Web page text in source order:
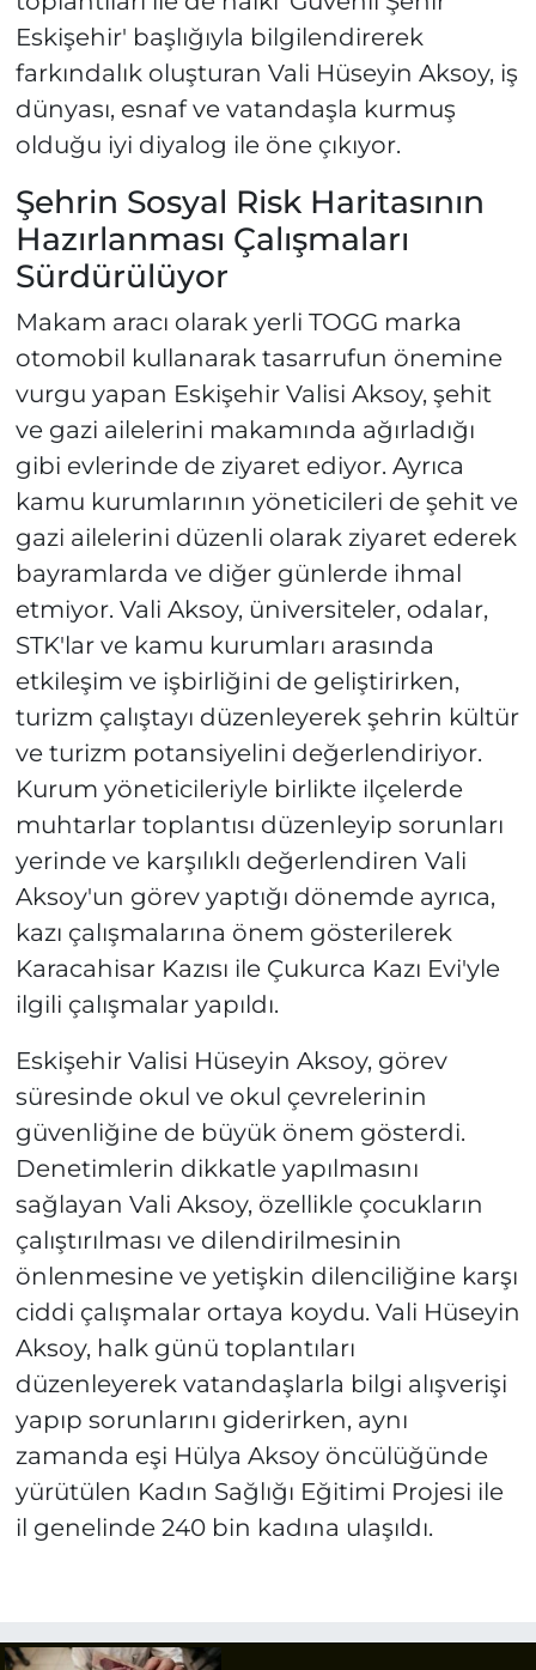
Eskişehir' başlığıyla bilgilendirerek
farkındalık oluşturan Vali Hüseyin Aksoy, iş
dünyası, esnaf ve vatandaşla kurmuş
olduğu iyi diyalog ile öne çıkıyor.
Şehrin Sosyal Risk Haritasının
Hazırlanması Çalışmaları
Sürdürülüyor
Makam aracı olarak yerli TOGG marka
otomobil kullanarak tasarrufun önemine
vurgu yapan Eskişehir Valisi Aksoy, şehit
ve gazi ailelerini makamında ağırladığı
gibi evlerinde de ziyaret ediyor. Ayrıca
kamu kurumlarının yöneticileri de şehit ve
gazi ailelerini düzenli olarak ziyaret ederek
bayramlarda ve diğer günlerde ihmal
etmiyor. Vali Aksoy, üniversiteler, odalar,
STK'lar ve kamu kurumları arasında
etkileşim ve işbirliğini de geliştirirken,
turizm çalıştayı düzenleyerek şehrin kültür
ve turizm potansiyelini değerlendiriyor.
Kurum yöneticileriyle birlikte ilçelerde
muhtarlar toplantısı düzenleyip sorunları
yerinde ve karşılıklı değerlendiren Vali
Aksoy'un görev yaptığı dönemde ayrıca,
kazı çalışmalarına önem gösterilerek
Karacahisar Kazısı ile Çukurca Kazı Evi'yle
ilgili çalışmalar yapıldı.
Eskişehir Valisi Hüseyin Aksoy, görev
süresinde okul ve okul çevrelerinin
güvenliğine de büyük önem gösterdi.
Denetimlerin dikkatle yapılmasını
sağlayan Vali Aksoy, özellikle çocukların
çalıştırılması ve dilendirilmesinin
önlenmesine ve yetişkin dilenciliğine karşı
ciddi çalışmalar ortaya koydu. Vali Hüseyin
Aksoy, halk günü toplantıları
düzenleyerek vatandaşlarla bilgi alışverişi
yapıp sorunlarını giderirken, aynı
zamanda eşi Hülya Aksoy öncülüğünde
yürütülen Kadın Sağlığı Eğitimi Projesi ile
il genelinde 240 bin kadına ulaşıldı.